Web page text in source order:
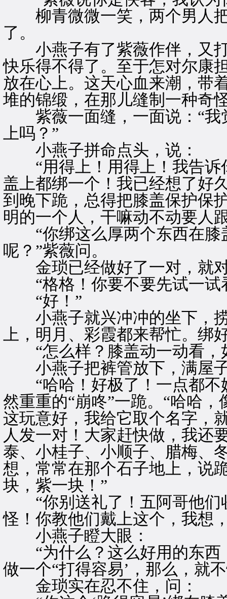
柳青微微一笑，两个男人把
了。
小燕子有了紫薇作伴，又打
快乐得不得了。至于怎对尔康
放在心上。这天心血来潮，带
堆的锦缎，在那儿缝制一种奇
紫薇一面缝，一面说：“我
上吗？”
小燕子拼命点头，说：
“用得上！用得上！我告诉
盖上都绑一个！我已经想了好
到晚下跪，总得把膝盖保护保
明的一个人，干嘛动不动要人
“你绑这么厚两个东西在膝
呢？”紫薇问。
金琐已经做好了一对，就
“格格！你要不要先试一试
“好！”
小燕子就兴冲冲的坐下，捞
上，明月、彩霞都来帮忙。绑
“怎么样？膝盖动一动看，
小燕子把裤管放下，满屋子
“哈哈！好极了！一点都不
然重重的“崩咚”一跪。“哈哈
这玩意好，我给它取个名字，
人发一对！大家赶快做，我还
泰、小桂子、小顺子、腊梅
想，常常在那个石子地上，说
块，紫一块！”
“你别送礼了！五阿哥他们
怪！你教他们戴上这个，我想
小燕子瞪大眼：
“为什么？这么好用的东西
做一个“打得容易’，那么，就
金琐实在忍不住，问：